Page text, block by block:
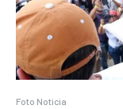
Foto Noticia